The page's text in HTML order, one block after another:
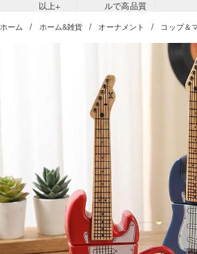
以上+
ルで高品質
ホーム ホーム&雑貨 オーナメント コップ＆